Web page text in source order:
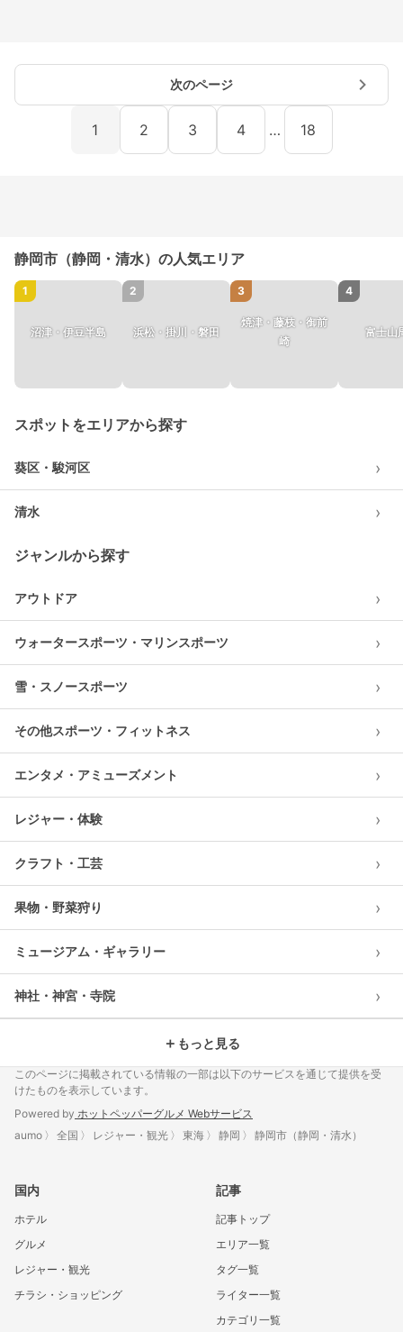
次のページ
1 2 3 4 … 18
静岡市（静岡・清水）の人気エリア
1
沼津・伊豆半島
2
浜松・掛川・磐田
3
焼津・藤枝・御前
崎
4
富士山
スポットをエリアから探す
葵区・駿河区 ›
清水 ›
ジャンルから探す
アウトドア ›
ウォータースポーツ・マリンスポーツ ›
雪・スノースポーツ ›
その他スポーツ・フィットネス ›
エンタメ・アミューズメント ›
レジャー・体験 ›
クラフト・工芸 ›
果物・野菜狩り ›
ミュージアム・ギャラリー ›
神社・神宮・寺院 ›
＋ もっと見る
このページに掲載されている情報の一部は以下のサービスを通じて提供を受
けたものを表示しています。
Powered by ホットペッパーグルメ Webサービス
aumo
全国 レジャー・観光 東海 静岡 静岡市（静岡・清水）
国内
ホテル
グルメ
レジャー・観光
チラシ・ショッピング
記事
記事トップ
エリア一覧
タグ一覧
ライター一覧
カテゴリ一覧